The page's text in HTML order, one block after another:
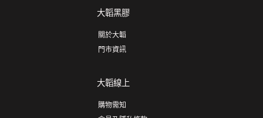
大韜黑膠
關於大韜
門市資訊
大韜線上
購物需知